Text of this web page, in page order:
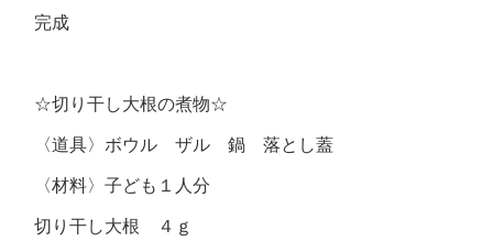
完成
☆切り干し大根の煮物☆
〈道具〉ボウル ザル 鍋 落とし蓋
〈材料〉子ども１人分
切り干し大根 ４ｇ